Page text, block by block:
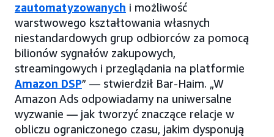
zautomatyzowanych i możliwość
warstwowego kształtowania własnych
niestandardowych grup odbiorców za pomocą
bilionów sygnałów zakupowych,
streamingowych i przeglądania na platformie
Amazon DSP” — stwierdził Bar-Haim. „W
Amazon Ads odpowiadamy na uniwersalne
wyzwanie — jak tworzyć znaczące relacje w
obliczu ograniczonego czasu, jakim dysponują